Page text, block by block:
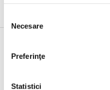
consimțământului
Necesare
Preferinţe
Statistici